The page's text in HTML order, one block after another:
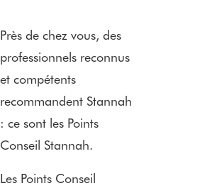
Près de chez vous, des
professionnels reconnus
et compétents
recommandent Stannah
: ce sont les Points
Conseil Stannah.
Les Points Conseil